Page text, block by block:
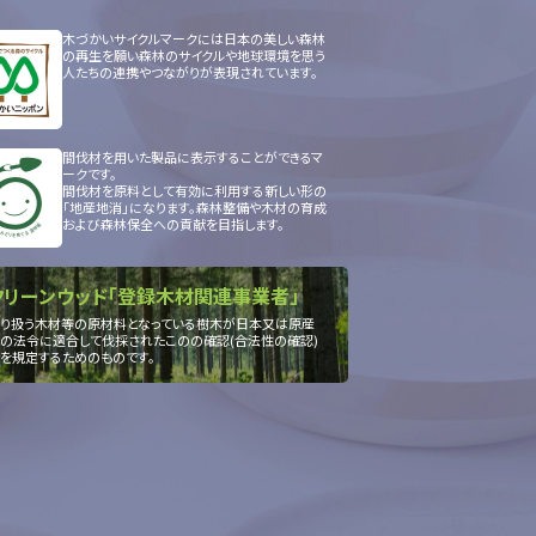
木づかいサイクルマークには日本の美しい森林
の再生を願い森林のサイクルや地球環境を思う
人たちの連携やつながりが表現されています。
間伐材を用いた製品に表示することができるマ
ークです。
間伐材を原料として有効に利用する新しい形の
「地産地消」になります。森林整備や木材の育成
および森林保全への貢献を目指します。
ーンウッド「登録木材関連事業者」
扱う木材等の原材料となっている樹木が日本又は原産
法令に適合して伐採されたこのの確認(合法性の確認)
規定するためのものです。